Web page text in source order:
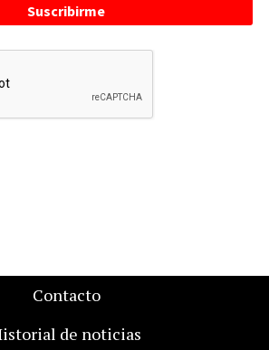
Suscribirme
Contacto
de noticias